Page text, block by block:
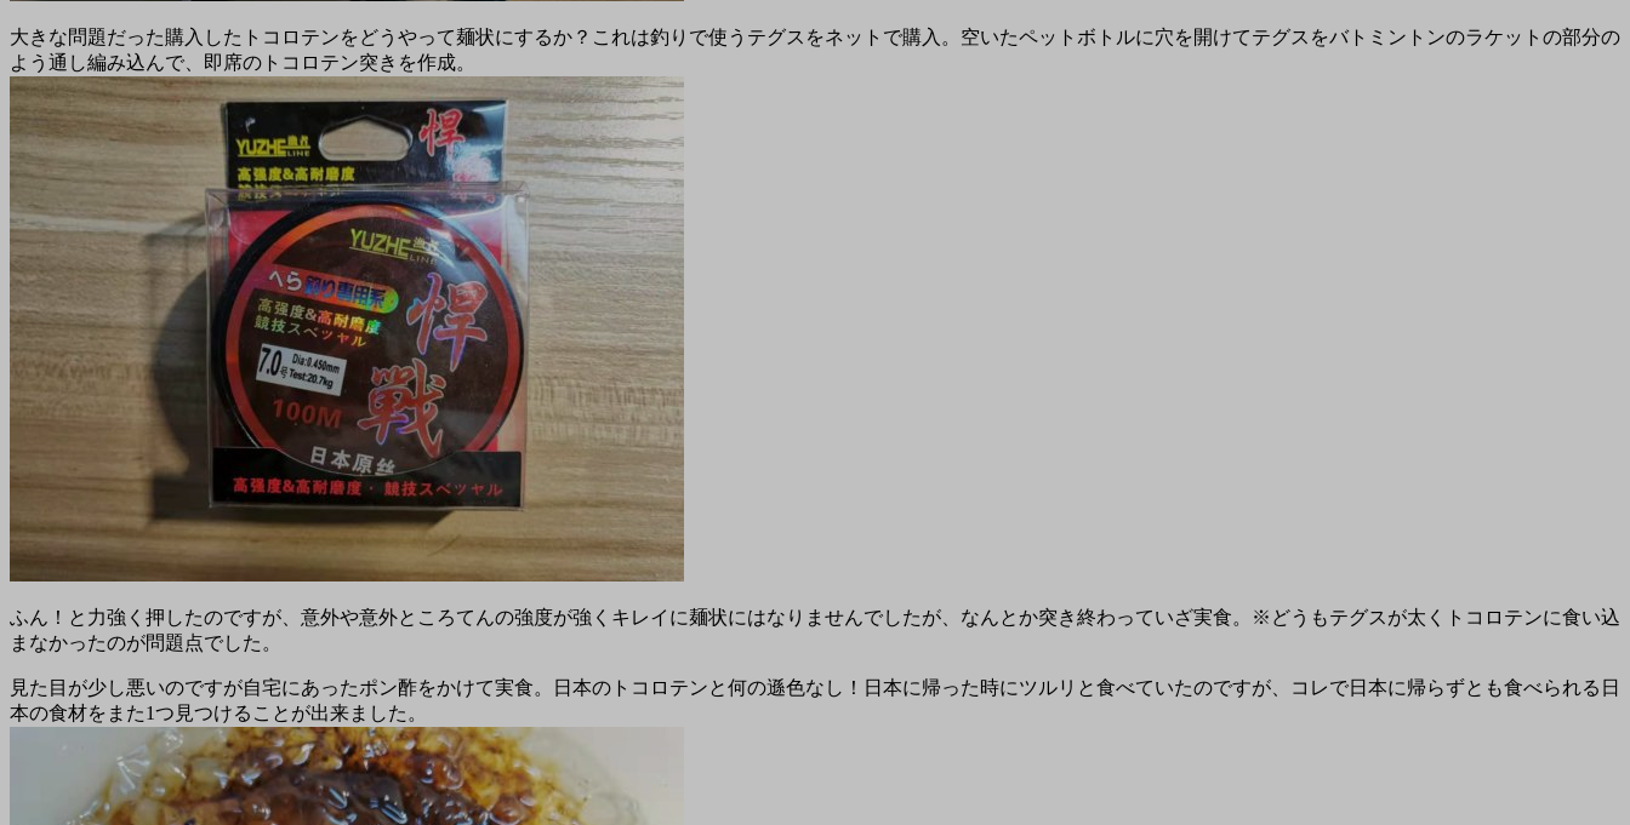
大きな問題だった購入したトコロテンをどうやって麺状にするか？これは釣りで使うテグスをネットで購入。空いたペットボトルに穴を開けてテグスをバトミントンのラケットの部分の
よう通し編み込んで、即席のトコロテン突きを作成。
ふん！と力強く押したのですが、意外や意外ところてんの強度が強くキレイに麺状にはなりませんでしたが、なんとか突き終わっていざ実食。※どうもテグスが太くトコロテンに食い込
まなかったのが問題点でした。
見た目が少し悪いのですが自宅にあったポン酢をかけて実食。日本のトコロテンと何の遜色なし！日本に帰った時にツルリと食べていたのですが、コレで日本に帰らずとも食べられる日
本の食材をまた1つ見つけることが出来ました。